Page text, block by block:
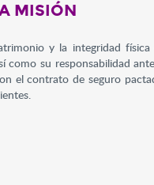
MISIÓN
y la integridad
como su responsabilidad
el contrato de seguro